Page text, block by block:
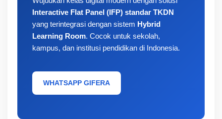
Interactive Flat Panel (IFP) standar TKDN
yang terintegrasi dengan sistem Hybrid
Learning Room. Cocok untuk sekolah,
kampus, dan institusi pendidikan di Indonesia.
WHATSAPP GIFERA